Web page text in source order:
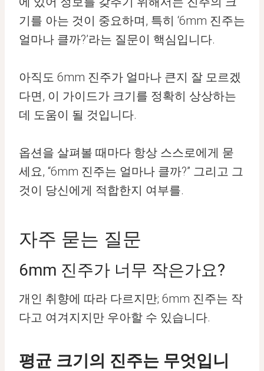
기를 아는 것이 중요하며, 특히 ‘6mm 진주는
얼마나 클까?’라는 질문이 핵심입니다.
아직도 6mm 진주가 얼마나 큰지 잘 모르겠
다면, 이 가이드가 크기를 정확히 상상하는
데 도움이 될 것입니다.
옵션을 살펴볼 때마다 항상 스스로에게 묻
세요, “6mm 진주는 얼마나 클까?” 그리고 그
것이 당신에게 적합한지 여부를.
자주 묻는 질문
6mm 진주가 너무 작은가요?
개인 취향에 따라 다르지만; 6mm 진주는 작
다고 여겨지지만 우아할 수 있습니다.
평균 크기의 진주는 무엇입니